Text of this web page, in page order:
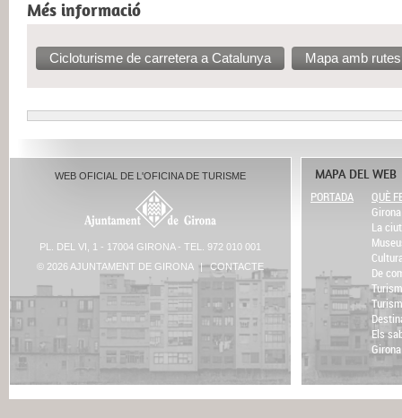
Més informació
Cicloturisme de carretera a Catalunya Mapa amb
WEB OFICIAL DE L'OFICINA DE TURISME
PL. DEL VI, 1 - 17004 GIRONA - TEL. 972 010 001
© 2026 AJUNTAMENT DE GIRONA | CONTACTE
MAPA DEL WEB
PORTADA
QUÈ
La
De
Els